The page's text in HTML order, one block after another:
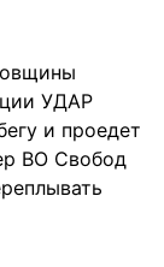
УДАР
и проедет
ВО Свобод